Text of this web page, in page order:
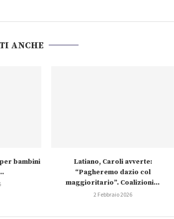
ANCHE
bambini
Latiano, Caroli avverte:
“Pagheremo dazio col
maggioritario”. Coalizioni...
2 Febbraio 2026